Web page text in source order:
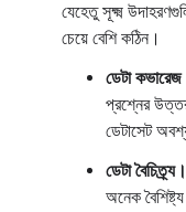
যেহেতু সূক্ষ্ম
চেয়ে বেশি কঠিন।
ডেটা
প্রশ্নের
ডেটাসেট
ডেটা বৈচিত্র্য।
অনেক